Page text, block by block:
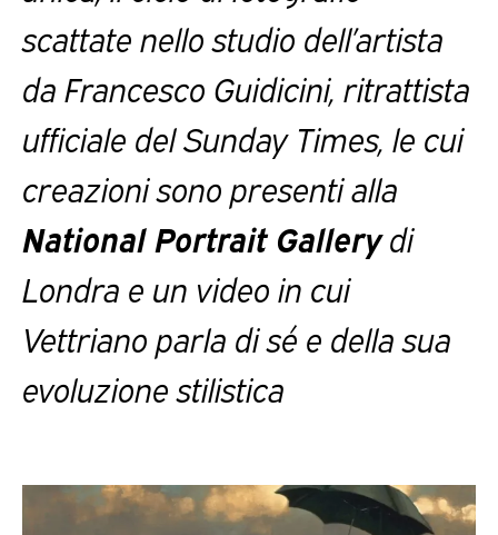
scattate nello studio dell’artista
da Francesco Guidicini, ritrattista
ufficiale del Sunday Times, le cui
creazioni sono presenti alla
National Portrait Gallerydi
Londra e un video in cui
Vettriano parla di sé e della sua
evoluzione stilistica